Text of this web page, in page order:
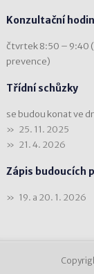
Konzultační
čtvrtek 8:50 – 9:40
prevence)
Třídní schůzky
se budou konat ve
25. 11. 2025
21. 4. 2026
Zápis budoucích
19. a 20. 1. 2026